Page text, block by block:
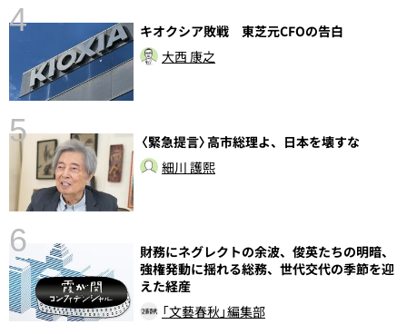
4
キオクシア敗戦 東芝元CFOの告白
大西 康之
5
〈緊急提言〉高市総理よ、日本を壊すな
細川 護熙
6
財務にネグレクトの余波、俊英たちの明暗、
強権発動に揺れる総務、世代交代の季節を迎
えた経産
「文藝春秋」編集部